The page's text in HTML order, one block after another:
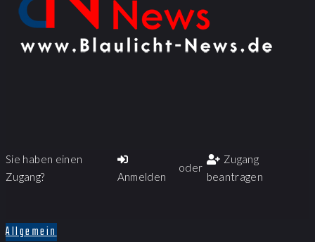
Sie haben einen
Zugang?
Anmelden
oder
Zugang
beantragen
Allgemein